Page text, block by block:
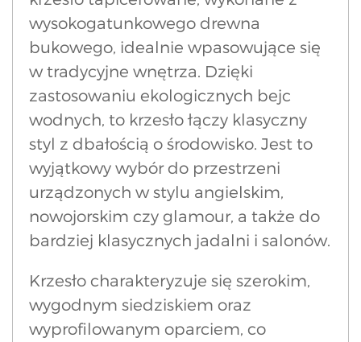
wysokogatunkowego drewna
bukowego, idealnie wpasowujące się
w tradycyjne wnętrza. Dzięki
zastosowaniu ekologicznych bejc
wodnych, to krzesło łączy klasyczny
styl z dbałością o środowisko. Jest to
wyjątkowy wybór do przestrzeni
urządzonych w stylu angielskim,
nowojorskim czy glamour, a także do
bardziej klasycznych jadalni i salonów.
Krzesło charakteryzuje się szerokim,
wygodnym siedziskiem oraz
wyprofilowanym oparciem, co